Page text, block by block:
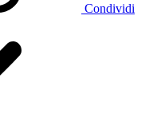
Condividi